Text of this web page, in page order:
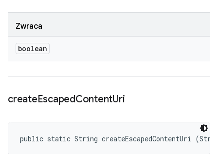
Zwraca
boolean
createEscapedContentUri
public static String createEscapedContentUri